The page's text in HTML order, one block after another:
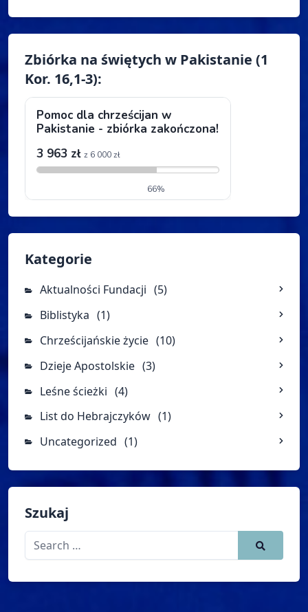
Zbiórka na świętych w Pakistanie (1
Kor. 16,1-3):
Kategorie
Aktualności Fundacji (5)
Biblistyka (1)
Chrześcijańskie życie (10)
Dzieje Apostolskie (3)
Leśne ścieżki (4)
List do Hebrajczyków (1)
Uncategorized (1)
Szukaj
Search
for: